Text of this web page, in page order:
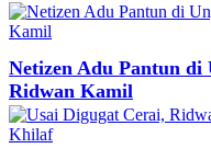
Netizen Adu Pantun di
Ridwan Kamil